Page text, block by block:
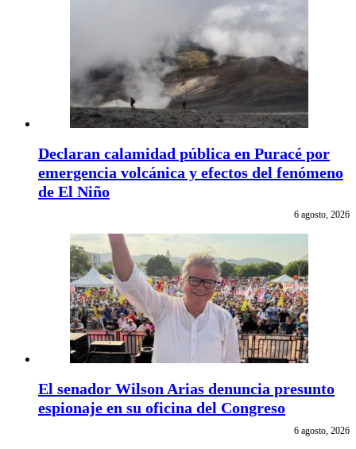
Declaran calamidad pública en Puracé por
emergencia volcánica y efectos del fenómeno
de El Niño
6 agosto, 2026
El senador Wilson Arias denuncia presunto
espionaje en su oficina del Congreso
6 agosto, 2026